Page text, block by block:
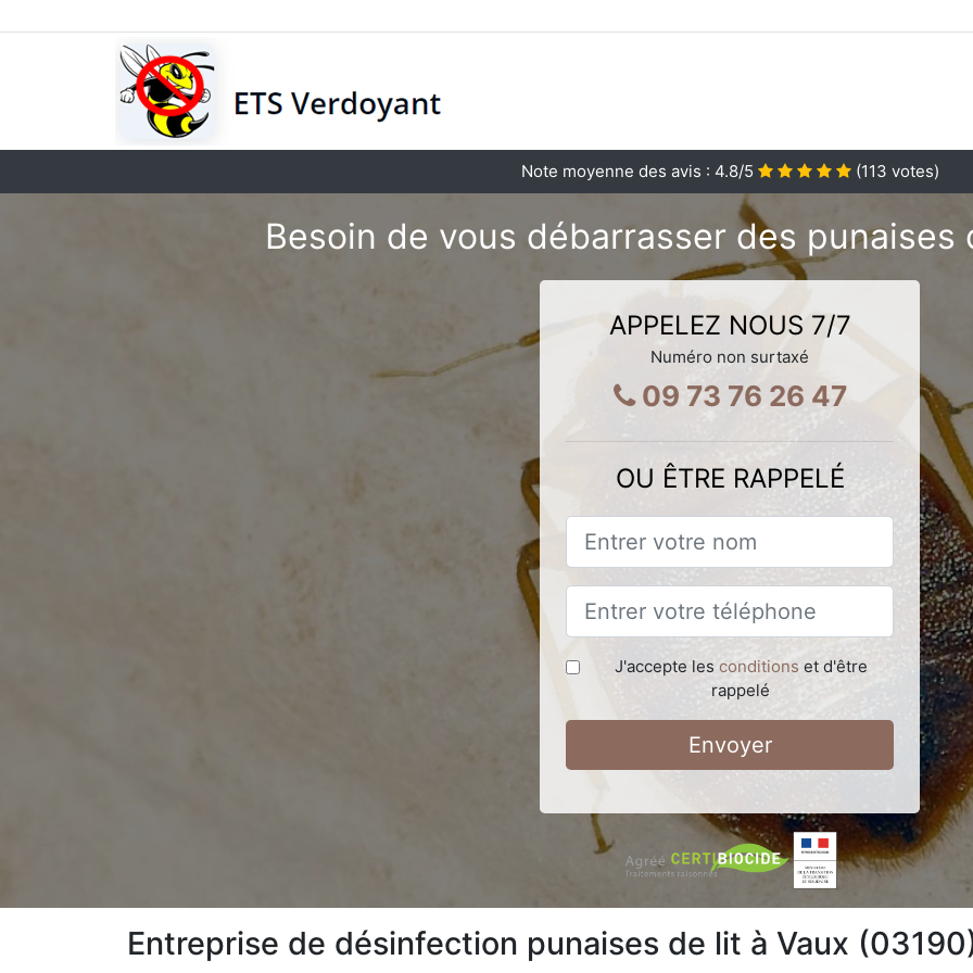
Note moyenne des avis : 4.8/5 (113 votes)
Besoin de vous débarrasser des punaises
APPELEZ NOUS 7/7
Numéro non surtaxé
09 73 76 26 47
OU ÊTRE RAPPELÉ
J'accepte les conditions et d'être
rappelé
Envoyer
Entreprise de désinfection punaises de lit à Vaux